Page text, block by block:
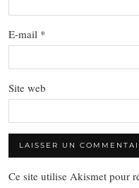
E-mail *
Site web
Ce site utilise Akismet pour